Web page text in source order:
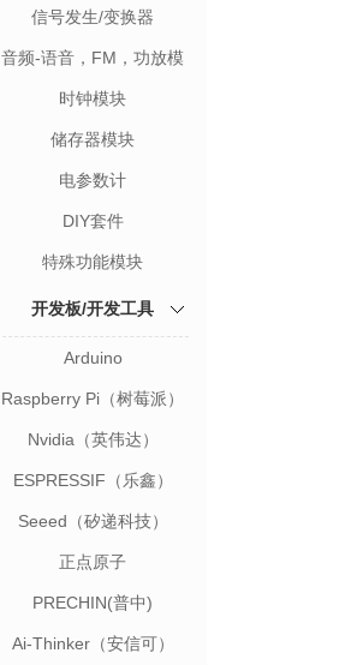
信号发生/变换器
音频-语音，FM，功放模
块
时钟模块
储存器模块
电参数计
DIY套件
特殊功能模块
开发板/开发工具
Arduino
Raspberry Pi（树莓派）
Nvidia（英伟达）
ESPRESSIF（乐鑫）
Seeed（矽递科技）
正点原子
PRECHIN(普中)
Ai-Thinker（安信可）